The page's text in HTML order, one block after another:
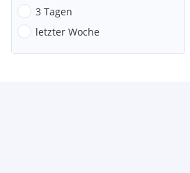
3 Tagen
letzter Woche